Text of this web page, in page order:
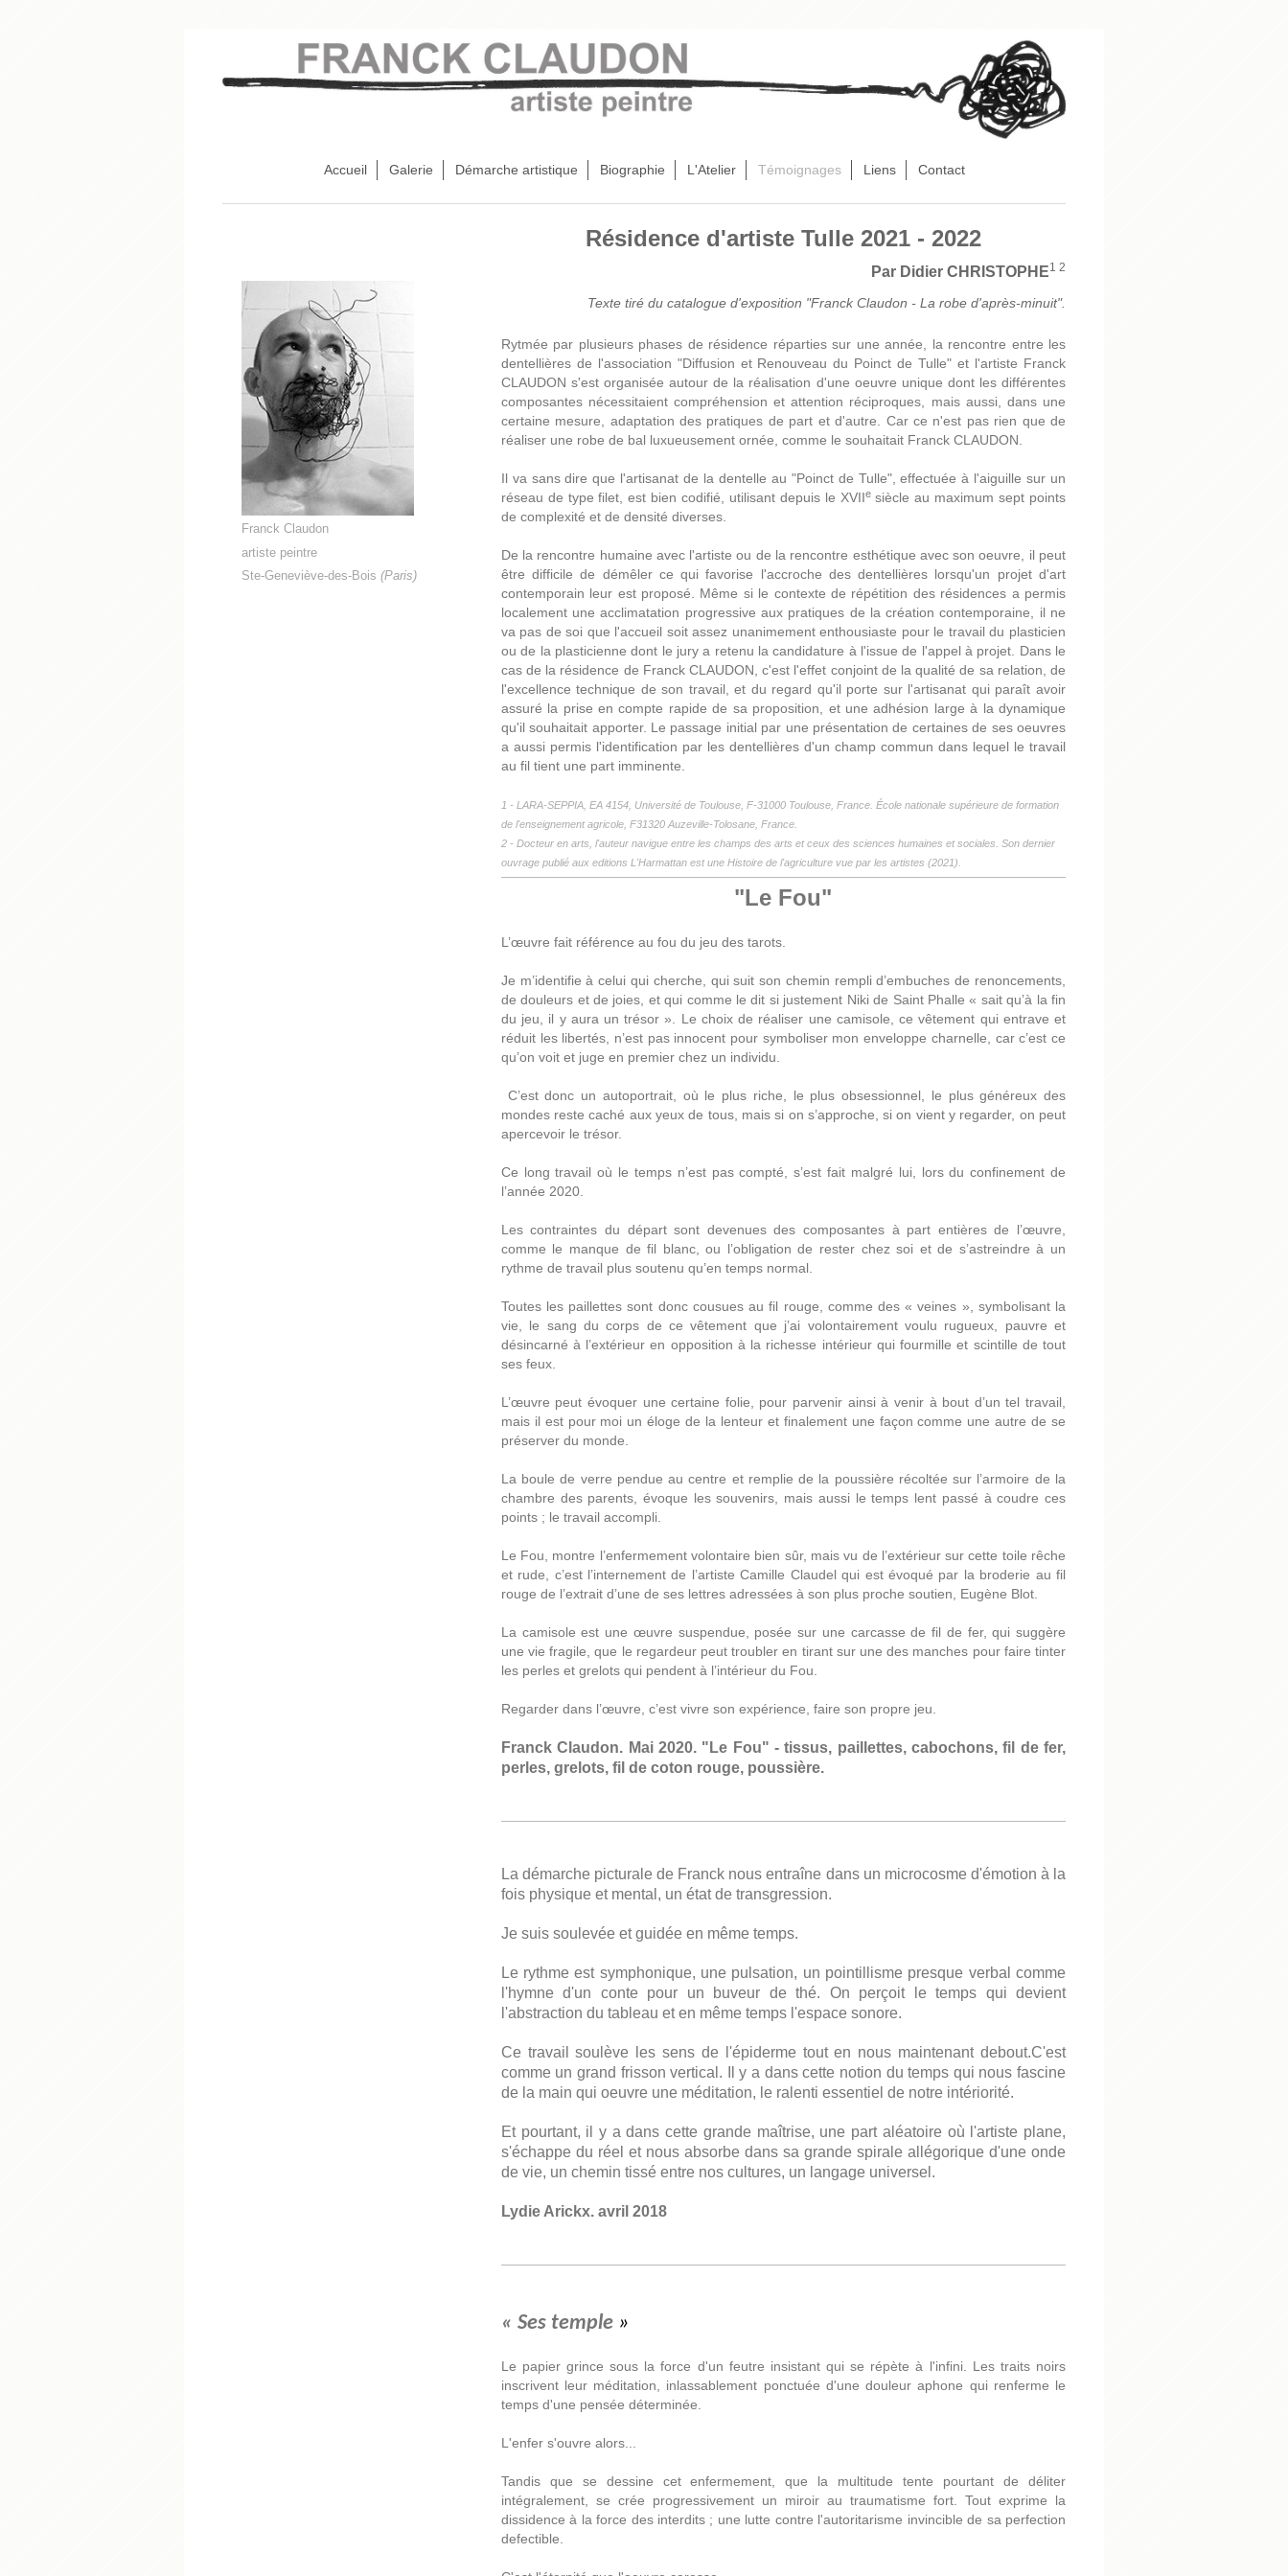
Accueil Galerie Démarche artistique Biographie L'Atelier Témoignages Liens Contact
Résidence d'artiste Tulle 2021 - 2022
Par Didier CHRISTOPHE1 2
Texte tiré du catalogue d'exposition "Franck Claudon - La robe d'après-minuit".
Rytmée par plusieurs phases de résidence réparties sur une année, la rencontre entre les
dentellières de l'association "Diffusion et Renouveau du Poinct de Tulle" et l'artiste Franck
CLAUDON s'est organisée autour de la réalisation d'une oeuvre unique dont les différentes
composantes nécessitaient compréhension et attention réciproques, mais aussi, dans une
certaine mesure, adaptation des pratiques de part et d'autre. Car ce n'est pas rien que de
réaliser une robe de bal luxueusement ornée, comme le souhaitait Franck CLAUDON.
Il va sans dire que l'artisanat de la dentelle au "Poinct de Tulle", effectuée à l'aiguille sur un
réseau de type filet, est bien codifié, utilisant depuis le XVIIesiècle au maximum sept points
de complexité et de densité diverses.
De la rencontre humaine avec l'artiste ou de la rencontre esthétique avec son oeuvre, il peut
être difficile de démêler ce qui favorise l'accroche des dentellières lorsqu'un projet d'art
contemporain leur est proposé. Même si le contexte de répétition des résidences a permis
localement une acclimatation progressive aux pratiques de la création contemporaine, il ne
va pas de soi que l'accueil soit assez unanimement enthousiaste pour le travail du plasticien
ou de la plasticienne dont le jury a retenu la candidature à l'issue de l'appel à projet. Dans le
cas de la résidence de Franck CLAUDON, c'est l'effet conjoint de la qualité de sa relation, de
l'excellence technique de son travail, et du regard qu'il porte sur l'artisanat qui paraît avoir
assuré la prise en compte rapide de sa proposition, et une adhésion large à la dynamique
qu'il souhaitait apporter. Le passage initial par une présentation de certaines de ses oeuvres
a aussi permis l'identification par les dentellières d'un champ commun dans lequel le travail
au fil tient une part imminente.
1 - LARA-SEPPIA, EA 4154, Université de Toulouse, F-31000 Toulouse, France. École nationale supérieure de formation
de l'enseignement agricole, F31320 Auzeville-Tolosane, France.
2 - Docteur en arts, l'auteur navigue entre les champs des arts et ceux des sciences humaines et sociales. Son dernier
ouvrage publié aux editions L'Harmattan est une Histoire de l'agriculture vue par les artistes (2021).
"Le Fou"
L’œuvre fait référence au fou du jeu des tarots.
Je m’identifie à celui qui cherche, qui suit son chemin rempli d’embuches de renoncements,
de douleurs et de joies, et qui comme le dit si justement Niki de Saint Phalle « sait qu’à la fin
du jeu, il y aura un trésor ». Le choix de réaliser une camisole, ce vêtement qui entrave et
réduit les libertés, n’est pas innocent pour symboliser mon enveloppe charnelle, car c’est ce
qu’on voit et juge en premier chez un individu.
C’est donc un autoportrait, où le plus riche, le plus obsessionnel, le plus généreux des
mondes reste caché aux yeux de tous, mais si on s’approche, si on vient y regarder, on peut
apercevoir le trésor.
Ce long travail où le temps n’est pas compté, s’est fait malgré lui, lors du confinement de
l’année 2020.
Les contraintes du départ sont devenues des composantes à part entières de l’œuvre,
comme le manque de fil blanc, ou l’obligation de rester chez soi et de s’astreindre à un
rythme de travail plus soutenu qu’en temps normal.
Toutes les paillettes sont donc cousues au fil rouge, comme des « veines », symbolisant la
vie, le sang du corps de ce vêtement que j’ai volontairement voulu rugueux, pauvre et
désincarné à l’extérieur en opposition à la richesse intérieur qui fourmille et scintille de tout
ses feux.
L’œuvre peut évoquer une certaine folie, pour parvenir ainsi à venir à bout d’un tel travail,
mais il est pour moi un éloge de la lenteur et finalement une façon comme une autre de se
préserver du monde.
La boule de verre pendue au centre et remplie de la poussière récoltée sur l’armoire de la
chambre des parents, évoque les souvenirs, mais aussi le temps lent passé à coudre ces
points ; le travail accompli.
Le Fou, montre l’enfermement volontaire bien sûr, mais vu de l’extérieur sur cette toile rêche
et rude, c’est l’internement de l’artiste Camille Claudel qui est évoqué par la broderie au fil
rouge de l’extrait d’une de ses lettres adressées à son plus proche soutien, Eugène Blot.
La camisole est une œuvre suspendue, posée sur une carcasse de fil de fer, qui suggère
une vie fragile, que le regardeur peut troubler en tirant sur une des manches pour faire tinter
les perles et grelots qui pendent à l’intérieur du Fou.
Regarder dans l’œuvre, c’est vivre son expérience, faire son propre jeu.
Franck Claudon. Mai 2020. "Le Fou" - tissus, paillettes, cabochons, fil de fer,
perles, grelots, fil de coton rouge, poussière.
La démarche picturale de Franck nous entraîne dans un microcosme d'émotion à la
fois physique et mental, un état de transgression.
Je suis soulevée et guidée en même temps.
Le rythme est symphonique, une pulsation, un pointillisme presque verbal comme
l'hymne d'un conte pour un buveur de thé. On perçoit le temps qui devient
l'abstraction du tableau et en même temps l'espace sonore.
Ce travail soulève les sens de l'épiderme tout en nous maintenant debout.C'est
comme un grand frisson vertical. Il y a dans cette notion du temps qui nous fascine
de la main qui oeuvre une méditation, le ralenti essentiel de notre intériorité.
Et pourtant, il y a dans cette grande maîtrise, une part aléatoire où l'artiste plane,
s'échappe du réel et nous absorbe dans sa grande spirale allégorique d'une onde
de vie, un chemin tissé entre nos cultures, un langage universel.
Lydie Arickx. avril 2018
« Ses temple »
Le papier grince sous la force d'un feutre insistant qui se répète à l'infini. Les traits noirs
inscrivent leur méditation, inlassablement ponctuée d'une douleur aphone qui renferme le
temps d'une pensée déterminée.
L'enfer s'ouvre alors...
Tandis que se dessine cet enfermement, que la multitude tente pourtant de déliter
intégralement, se crée progressivement un miroir au traumatisme fort. Tout exprime la
dissidence à la force des interdits ; une lutte contre l'autoritarisme invincible de sa perfection
defectible.
Franck Claudon
artiste peintre
Ste-Geneviève-des-Bois (Paris)